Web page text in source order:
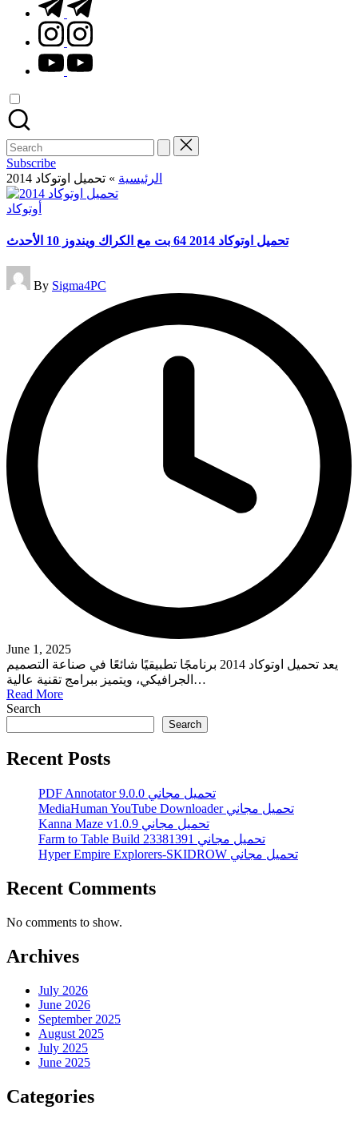
instagram.com
youtube.com
Search
for:
Subscribe
الرئيسية » تحميل اوتوكاد 2014
Posted
أوتوكاد
تحميل اوتوكاد 2014 64 بت مع الكراك ويندوز 10 الأحدث
Posted
by
By Sigma4PC
June 1, 2025
يعد تحميل اوتوكاد 2014 برنامجًا تطبيقيًا شائعًا في صناعة التصميم
الجرافيكي، ويتميز ببرامج تقنية عالية…
Read More
Search
Search
Recent Posts
PDF Annotator 9.0.0 تحميل مجاني
MediaHuman YouTube Downloader تحميل مجاني
Kanna Maze v1.0.9 تحميل مجاني
Farm to Table Build 23381391 تحميل مجاني
Hyper Empire Explorers-SKIDROW تحميل مجاني
Recent Comments
No comments to show.
Archives
July 2026
June 2026
September 2025
August 2025
July 2025
June 2025
Categories